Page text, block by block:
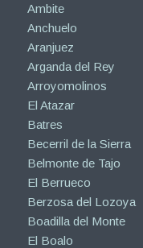
Ambite
Anchuelo
Aranjuez
Arganda del Rey
Arroyomolinos
El Atazar
Batres
Becerril de la Sierra
Belmonte de Tajo
El Berrueco
Berzosa del Lozoya
Boadilla del Monte
El Boalo